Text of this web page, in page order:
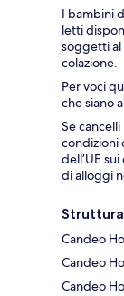
I bambini
letti
soggetti
colazione.
Per voci
che siano
Se
condizioni
dell’UE
di alloggi
Candeo
Candeo
Candeo